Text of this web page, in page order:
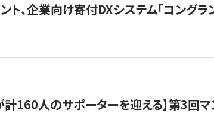
ト、企業向け寄付DXシステム「コング
計160人のサポーターを迎える】​​第3回